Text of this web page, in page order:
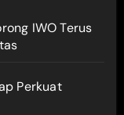
IWO Terus
Perkuat